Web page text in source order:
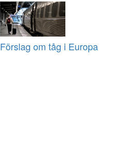
Förslag om tåg i Europa